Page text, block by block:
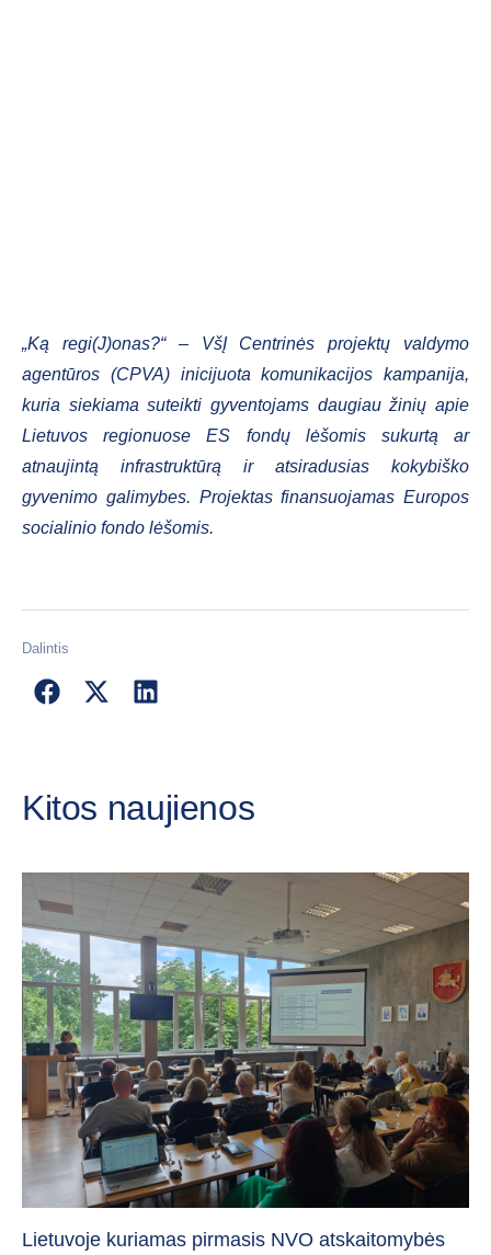
„Ką regi(J)onas?“ – VšĮ Centrinės projektų valdymo
agentūros (CPVA) inicijuota komunikacijos kampanija,
kuria siekiama suteikti gyventojams daugiau žinių apie
Lietuvos regionuose ES fondų lėšomis sukurtą ar
atnaujintą infrastruktūrą ir atsiradusias kokybiško
gyvenimo galimybes. Projektas finansuojamas Europos
socialinio fondo lėšomis.
Dalintis
Kitos naujienos
Lietuvoje kuriamas pirmasis NVO atskaitomybės